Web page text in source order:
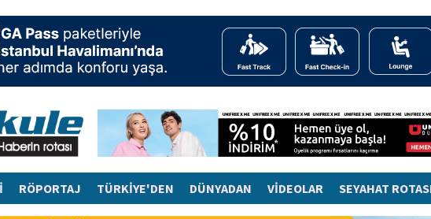
RÖPORTAJ TÜRKİYE'DEN DÜNYADAN VİDEOLAR SEYAHAT